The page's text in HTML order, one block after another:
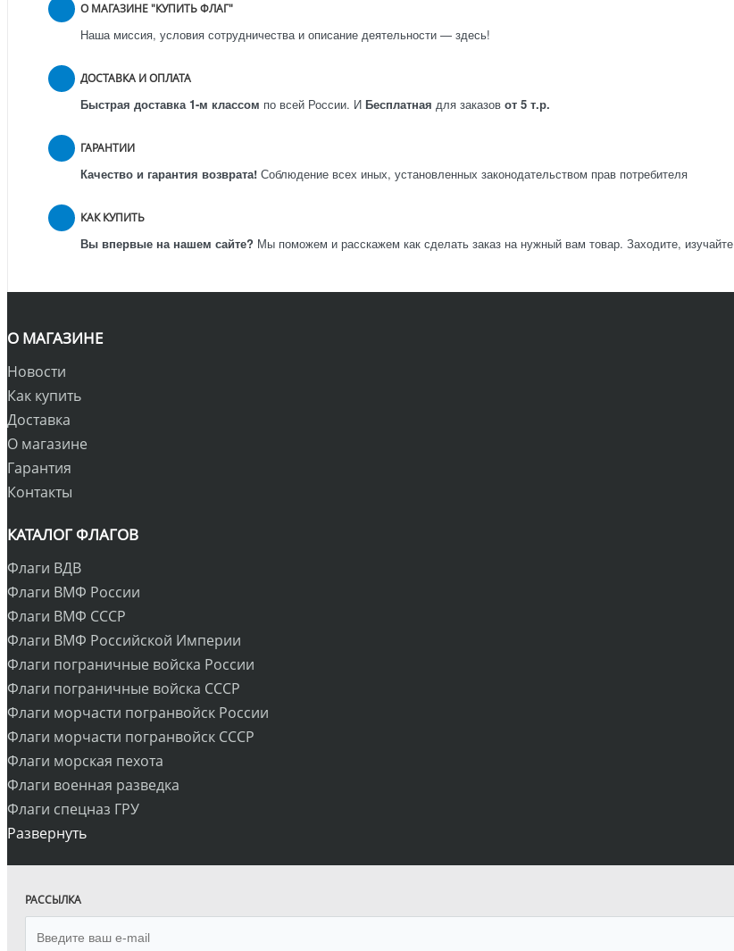
О МАГАЗИНЕ "КУПИТЬ ФЛАГ"
Наша миссия, условия сотрудничества и описание деятельности — здесь!
ДОСТАВКА И ОПЛАТА
Быстрая доставка 1-м классом по всей России. И Бесплатная для заказов от 5 т.р.
ГАРАНТИИ
Качество и гарантия возврата! Соблюдение всех иных, установленных законодательством прав потребителя
КАК КУПИТЬ
Вы впервые на нашем сайте? Мы поможем и расскажем как сделать заказ на нужный вам товар. Заходите, изучайте
О МАГАЗИНЕ
Новости
Как купить
Доставка
О магазине
Гарантия
Контакты
КАТАЛОГ ФЛАГОВ
Флаги ВДВ
Флаги ВМФ России
Флаги ВМФ СССР
Флаги ВМФ Российской Империи
Флаги пограничные войска России
Флаги пограничные войска СССР
Флаги морчасти погранвойск России
Флаги морчасти погранвойск СССР
Флаги морская пехота
Флаги военная разведка
Флаги спецназ ГРУ
Развернуть
РАССЫЛКА